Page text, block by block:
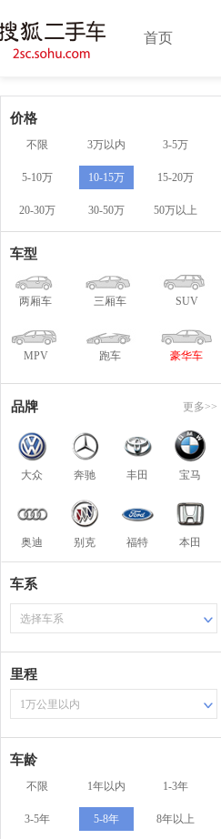
首页
价格
不限 3万以内 3-5万
5-10万 10-15万 15-20万
20-30万 30-50万 50万以上
车型
两厢车 三厢车 SUV
MPV 跑车 豪华车
品牌 更多>>
大众 奔驰 丰田 宝马
奥迪 别克 福特 本田
车系
选择车系
里程
1万公里以内
车龄
不限 1年以内 1-3年
3-5年 5-8年 8年以上